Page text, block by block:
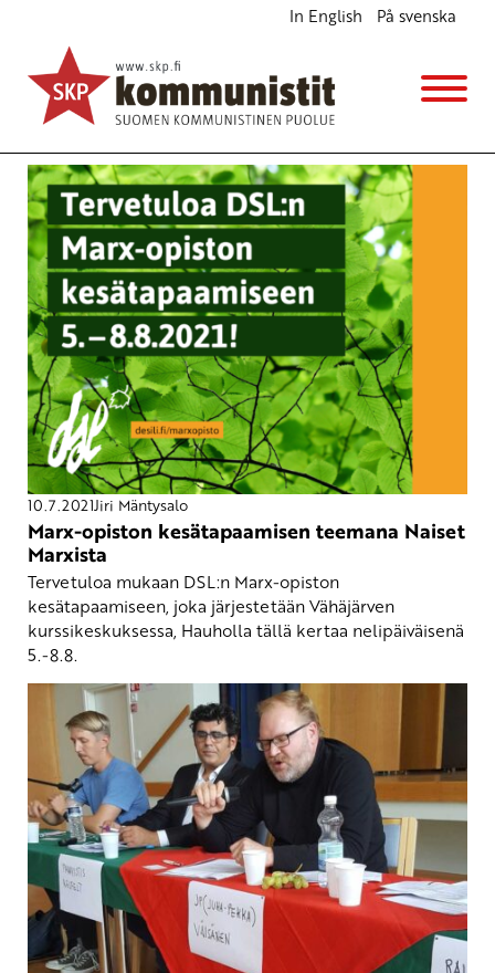
In English På svenska
Marx
10.7.2021Jiri Mäntysalo
Marx-opiston kesätapaamisen teemana Naiset
Marxista
Tervetuloa mukaan DSL:n Marx-opiston
kesätapaamiseen, joka järjestetään Vähäjärven
kurssikeskuksessa, Hauholla tällä kertaa nelipäiväisenä
5.-8.8.